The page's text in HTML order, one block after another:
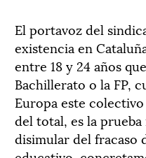
El portavoz del
existencia en
entre 18 y 24 años
Bachillerato o la FP,
Europa este
del total, es la
disimular del fracaso